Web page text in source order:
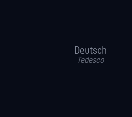
Deutsch
Tedesco